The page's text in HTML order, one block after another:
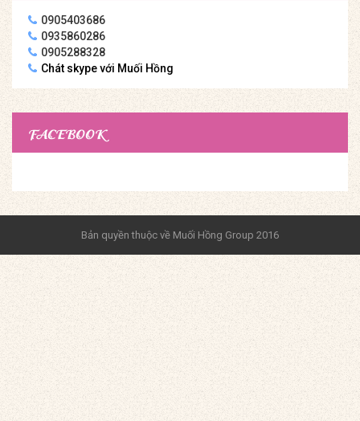
0905403686
0935860286
0905288328
Chát skype với Muối Hồng
FACEBOOK
Bản quyền thuộc về Muối Hồng Group 2016